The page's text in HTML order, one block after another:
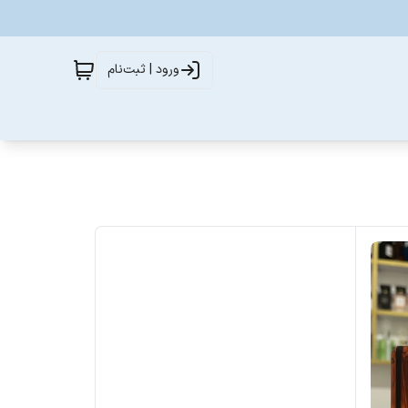
ورود | ثبت‌نام